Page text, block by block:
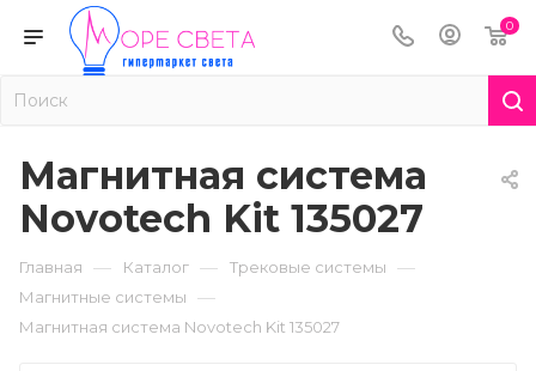
0
Магнитная система
Novotech Kit 135027
Главная — Каталог — Трековые системы —
Магнитные системы —
Магнитная система Novotech Kit 135027